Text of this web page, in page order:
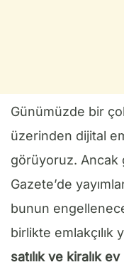
Günümüzde bir
üzerinden dijital
görüyoruz. Ancak
Gazete’de
bunun
birlikte emlakçılık
satılık ve kiralık